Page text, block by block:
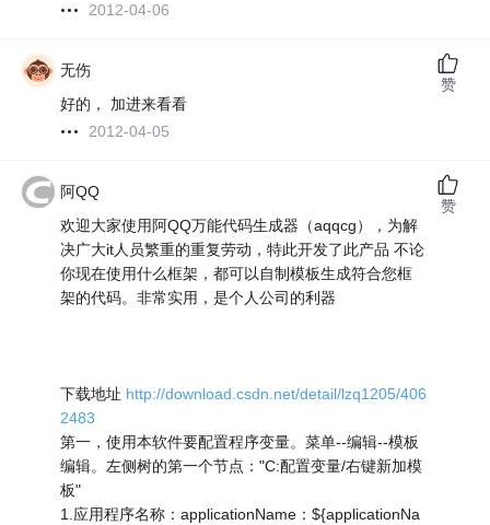
2012-04-06
无伤
好的， 加进来看看
2012-04-05
赞
阿QQ
欢迎大家使用阿QQ万能代码生成器（aqqcg），为解
决广大it人员繁重的重复劳动，特此开发了此产品 不论
你现在使用什么框架，都可以自制模板生成符合您框
架的代码。非常实用，是个人公司的利器
下载地址 http://download.csdn.net/detail/lzq1205/406
2483
第一，使用本软件要配置程序变量。菜单--编辑--模板
编辑。左侧树的第一个节点："C:配置变量/右键新加模
板"
1.应用程序名称：applicationName：${applicationNa
赞